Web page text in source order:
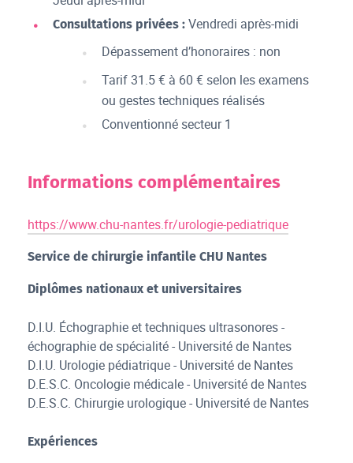
Consultations privées : Vendredi après-midi
Dépassement d’honoraires : non
Tarif 31.5 € à 60 € selon les examens
ou gestes techniques réalisés
Conventionné secteur 1
Informations complémentaires
https://www.chu-nantes.fr/urologie-pediatrique
Service de chirurgie infantile CHU Nantes
Diplômes nationaux et universitaires
D.I.U. Échographie et techniques ultrasonores -
échographie de spécialité - Université de Nantes
D.I.U. Urologie pédiatrique - Université de Nantes
D.E.S.C. Oncologie médicale - Université de Nantes
D.E.S.C. Chirurgie urologique - Université de Nantes
Expériences